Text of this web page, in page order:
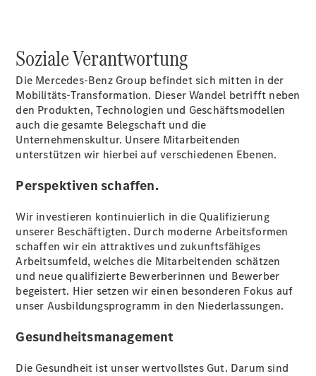
Schadenhilfe
Reparatur &
Werkstatt
Rückrufe &
Umrüstungen
Warnung: Betrug
beim
Gebrauchtwagenkauf
Reisemobile
Finanzdienste
Digitale
Extras
Soziale Verantwortung
Die Mercedes-Benz Group befindet sich mitten in der
Mobilitäts-Transformation. Dieser Wandel betrifft neben
den Produkten, Technologien und Geschäftsmodellen
auch die gesamte Belegschaft und die
Unternehmenskultur. Unsere Mitarbeitenden
unterstützen wir hierbei auf verschiedenen Ebenen.
Perspektiven schaffen.
Wir investieren kontinuierlich in die Qualifizierung
unserer Beschäftigten. Durch moderne Arbeitsformen
schaffen wir ein attraktives und zukunftsfähiges
Arbeitsumfeld, welches die Mitarbeitenden schätzen
und neue qualifizierte Bewerberinnen und Bewerber
begeistert. Hier setzen wir einen besonderen Fokus auf
unser Ausbildungsprogramm in den Niederlassungen.
Gesundheitsmanagement
Die Gesundheit ist unser wertvollstes Gut. Darum sind